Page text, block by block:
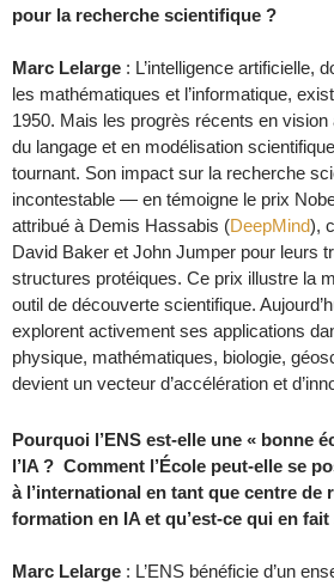
pour la recherche scientifique ?
Marc Lelarge : L’intelligence artificielle,
les mathématiques et l’informatique,
1950. Mais les progrès récents en vision
du langage et en modélisation
tournant. Son impact sur la recherche
incontestable — en témoigne le prix
attribué à Demis Hassabis (DeepMind),
David Baker et John Jumper pour leurs
structures protéiques. Ce prix illustre la
outil de découverte scientifique.
explorent activement ses applications
physique, mathématiques, biologie,
devient un vecteur d’accélération et
Pourquoi l’ENS est-elle une « bonne
l’IA ? Comment l’École peut-elle se
à l’international en tant que centre de
formation en IA et qu’est-ce qui en
Marc Lelarge : L’ENS bénéficie d’un